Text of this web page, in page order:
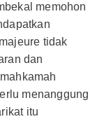
memohon
tidak
dan
menanggung
itu